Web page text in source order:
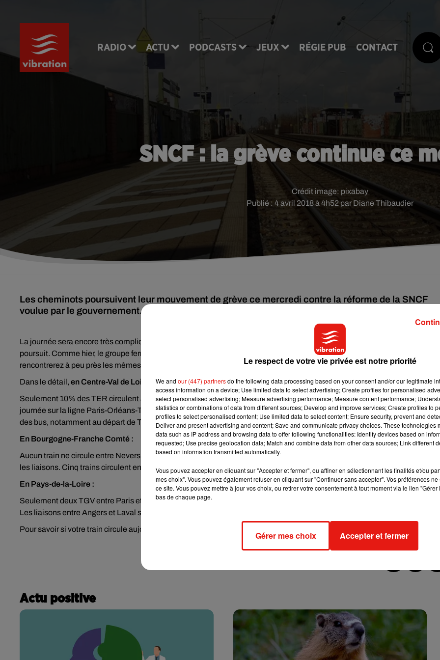
RADIO ACTU PODCASTS JEUX RÉGIE PUB CONTACT
SNCF : la grève continue ce
Publié : 4 avril 2018 à 4h52 par Diane Thibaudier
Crédit image: pixabay
Les cheminots poursuivent leur mouvement de grève ce mercredi contre la réforme de la SNCF
voulue par le gouvernement. De grosses difficultés sont encore à prévoir.
La journée sera encore très compliquée pour les usagers de la SNCF ce mercredi, en raison de la grève des cheminots qui
poursuit. Comme hier, le groupe ferroviaire prévoit un TGV sur 7, un Intercité sur 8 et un TER sur 5
rencontrerez à peu près les mêmes difficultés qu’hier.
Dans le détail, en Centre-Val de Loire :
Seulement 10% des TER circulent aujourd'hui dans la région. Comptez par exemple seulement quatre trains dans la
journée sur la ligne Paris-Orléans-Tours. Aucun train ne circule entre Paris et Bourges. Quelques départs seront assurés
des bus, notamment au départ de Tours.
En Bourgogne-Franche Comté :
Aucun train ne circule entre Nevers et Lyon, ni sur la ligne Laroche-Auxerre-Morvan. Des bus sont mis en place pour assurer
les liaisons. Cinq trains circulent entre Laroche-Migennes et Paris aujourd'hui.
En Pays-de-la-Loire :
Seulement deux TGV entre Paris et Le Mans ce mercredi. Comptez également deux trains sur 10 entre Le Mans et Nantes.
Les liaisons entre Angers et Laval se font par autocar.
Pour savoir si votre train circule aujourd'hui, rendez-vous sur le site
Actu positive
Le respect de votre vie privée est notre priorité
We and our (447) partnersdo the following data processing based on your consent and/or our legitimate
access information on a device; Use limited data to select advertising; Create profiles for personalised
select personalised advertising; Measure advertising performance; Measure content performance;
statistics or combinations of data from different sources; Develop and improve services; Create profiles to
profiles to select personalised content; Use limited data to select content; Ensure security, prevent and
Deliver and present advertising and content; Save and communicate privacy choices. These technologies
data such as IP address and browsing data to offer following functionalities: Identify devices based on
requested; Use precise geolocation data; Match and combine data from other data sources; Link different
based on information transmitted automatically.
Vous pouvez accepter en cliquant sur "Accepter et fermer", ou affiner en sélectionnant les finalités et/ou
mes choix". Vous pouvez également refuser en cliquant sur "Continuer sans accepter". Vos préférences
ce site. Vous pouvez mettre à jour vos choix, ou retirer votre consentement à tout moment via le lien
bas de chaque page.
Gérer mes choix Accepter et fermer